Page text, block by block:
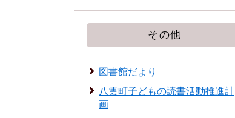
その他
図書館だより
八雲町子どもの読書活動推進計
画